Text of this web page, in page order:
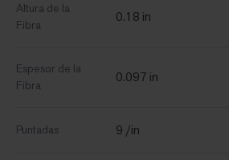
Altura de la
Fibra
0.18 in
Espesor de la
Fibra
0.097 in
Puntadas 9 /in